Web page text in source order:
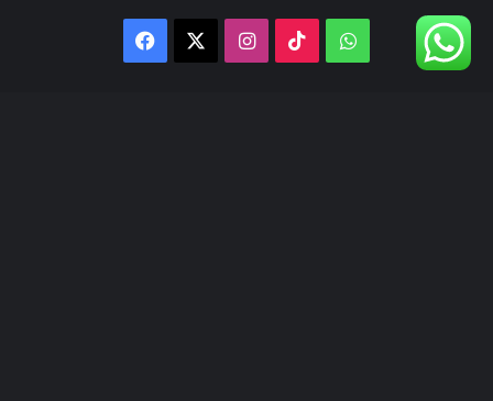
Facebook Instagram
TikTokWhatsApp